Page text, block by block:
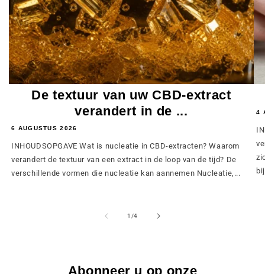
De textuur van uw CBD-extract
verandert in de ...
6 AUGUSTUS 2026
INHOUDSOPGAVE Wat is nucleatie in CBD-extracten? Waarom
verandert de textuur van een extract in de loop van de tijd? De
verschillende vormen die nucleatie kan aannemen Nucleatie,...
4
1 /van
4
Abonneer u op onze